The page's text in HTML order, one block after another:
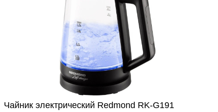
Чайник электрический Redmond RK-G191